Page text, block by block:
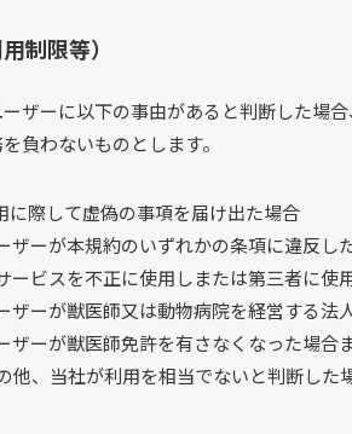
制限等）
ザーに以下の事由があると判断した場
負わないものとします。
に際して虚偽の事項を届け出た場合
ザーが本規約のいずれかの条項に違反し
ービスを不正に使用しまたは第三者に使
ザーが獣医師又は動物病院を経営する法
ザーが獣医師免許を有さなくなった場合
他、当社が利用を相当でないと判断した